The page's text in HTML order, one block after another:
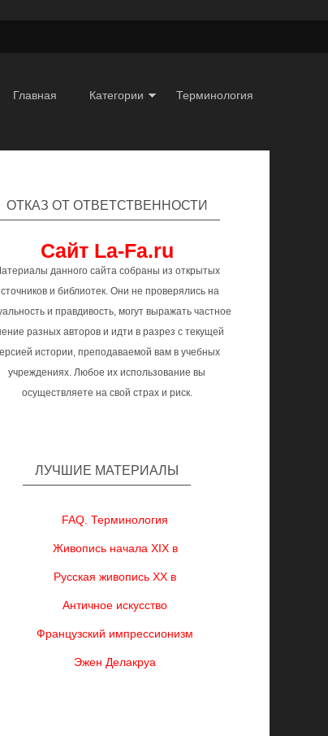
Главная Категории Терминология
ОТКАЗ ОТ ОТВЕТСТВЕННОСТИ
Сайт La-Fa.ru
данного сайта собраны из открытых
и библиотек. Они не проверялись на
и правдивость, могут выражать частное
разных авторов и идти в разрез с текущей
истории, преподаваемой вам в учебных
учреждениях. Любое их использование вы
осуществляете на свой страх и риск.
ЛУЧШИЕ МАТЕРИАЛЫ
FAQ. Терминология
Живопись начала XIX в
Русская живопись XX в
Античное искусство
Французский импрессионизм
Эжен Делакруа